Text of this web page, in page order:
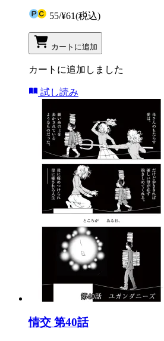
55/¥61(税込)
カートに追加
カートに追加しました
試し読み
情交 第40話